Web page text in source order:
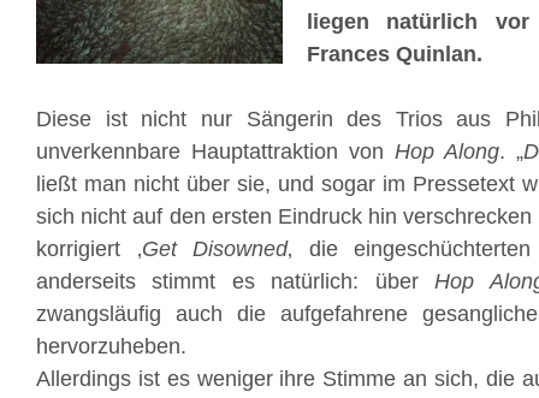
liegen natürlich
Frances Quinlan.
Diese ist nicht nur Sängerin des Trios aus
unverkennbare Hauptattraktion von Hop Along. „
ließt man nicht über sie, und sogar im Pressetext
sich nicht auf den ersten Eindruck hin
korrigiert ‚Get Disowned‚ die
anderseits stimmt es natürlich: überHop
zwangsläufig auch die aufgefahrene
hervorzuheben.
Allerdings ist es weniger ihre Stimme an sich, die